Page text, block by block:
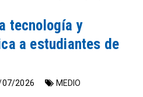
tecnología y
a estudiantes de
2026
MEDIO